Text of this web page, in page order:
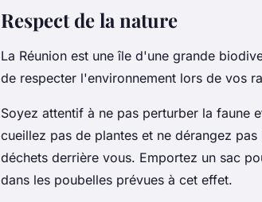
Respect de la nature
La Réunion est une île d'une grande
de respecter l'environnement lors de vos
Soyez attentif à ne pas perturber la faune
cueillez pas de plantes et ne dérangez
déchets derrière vous. Emportez un sac
dans les poubelles prévues à cet effet.